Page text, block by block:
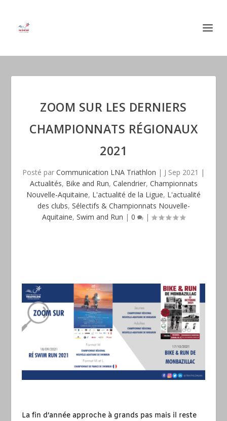
ZOOM SUR LES DERNIERS
CHAMPIONNATS RÉGIONAUX
2021
Posté par Communication LNA Triathlon | J Sep 2021 |
Actualités, Bike and Run, Calendrier, Championnats
Nouvelle-Aquitaine, L'actualité de la Ligue, L'actualité
des clubs, Sélectifs & Championnats Nouvelle-
Aquitaine, Swim and Run | 0 |
La fin d’année approche à grands pas mais il reste